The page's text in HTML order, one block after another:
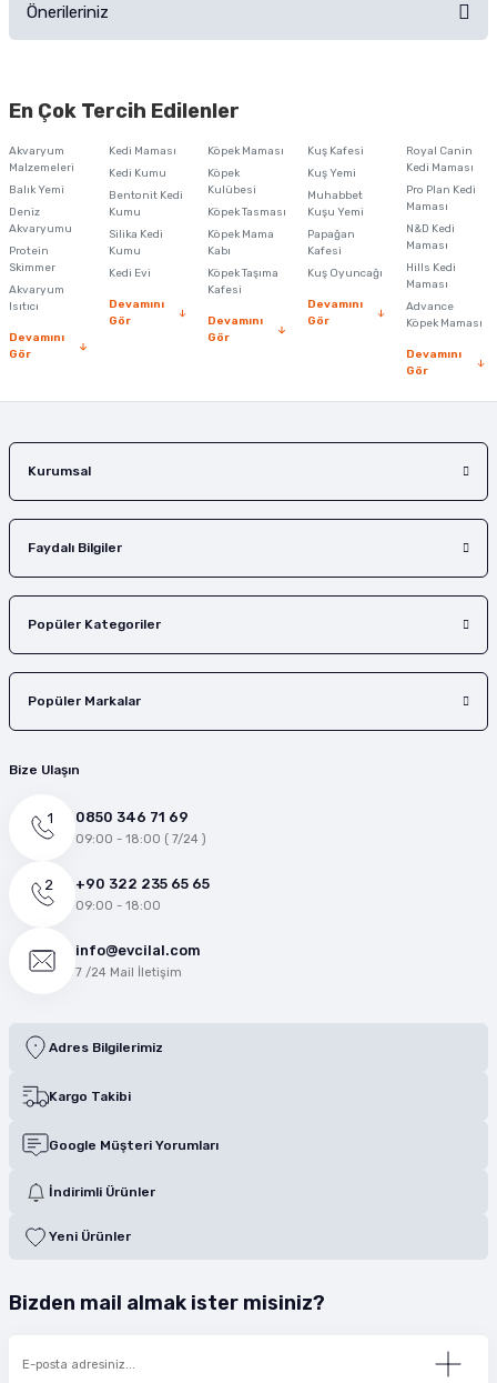
Önerileriniz
iletebilirsiniz.
Ürün resmi kalitesiz, bozuk veya görüntülenemiyor.
Ürün açıklamasında eksik bilgiler bulunuyor.
Ürün bilgilerinde hatalar bulunuyor.
Ürün fiyatı diğer sitelerden daha pahalı.
Bu ürüne benzer farklı alternatifler olmalı.
En Çok Tercih Edilenler
Akvaryum
Malzemeleri
Balık Yemi
Deniz
Akvaryumu
Protein
Skimmer
Akvaryum
Isıtıcı
Devamını
Gör
Kedi Maması
Kedi Kumu
Bentonit Kedi
Kumu
Silika Kedi
Kumu
Kedi Evi
Devamını
Gör
Köpek Maması
Köpek
Kulübesi
Köpek Tasması
Köpek Mama
Kabı
Köpek Taşıma
Kafesi
Devamını
Gör
Kuş Kafesi
Kuş Yemi
Muhabbet
Kuşu Yemi
Papağan
Kafesi
Kuş Oyuncağı
Devamını
Gör
Royal Canin
Kedi Maması
Pro Plan Kedi
Maması
N&D Kedi
Maması
Hills Kedi
Maması
Advance
Köpek Maması
Devamını
Gör
Kurumsal
Faydalı Bilgiler
Popüler Kategoriler
Popüler Markalar
Bize Ulaşın
0850 346 71 69
09:00 - 18:00 ( 7/24 )
+90 322 235 65 65
09:00 - 18:00
info@evcilal.com
7 /24 Mail İletişim
Adres Bilgilerimiz
Kargo Takibi
Google Müşteri Yorumları
İndirimli Ürünler
Yeni Ürünler
Bizden mail almak ister misiniz?